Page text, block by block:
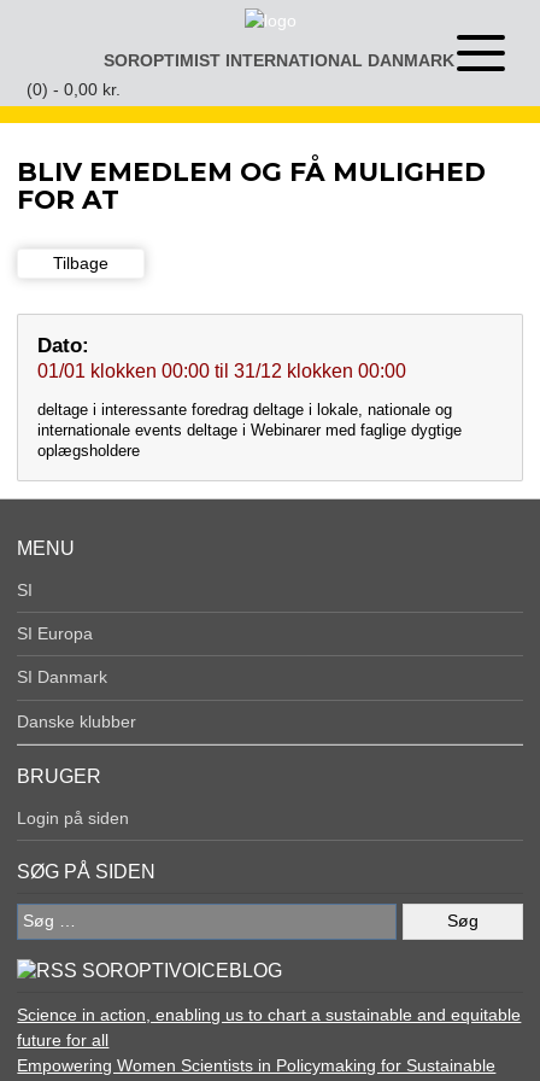
SOROPTIMIST INTERNATIONAL DANMARKÅben
menu
(0) - 0,00 kr.
BLIV EMEDLEM OG FÅ MULIGHED
FOR AT
Tilbage
Dato:
01/01 klokken 00:00 til 31/12 klokken 00:00
deltage i interessante foredrag deltage i lokale, nationale og
internationale events deltage i Webinarer med faglige dygtige
oplægsholdere
MENU
SI
SI Europa
SI Danmark
Danske klubber
BRUGER
Login på siden
SØG PÅ SIDEN
Søg
efter:
SOROPTIVOICEBLOG
Science in action, enabling us to chart a sustainable and equitable
future for all
Empowering Women Scientists in Policymaking for Sustainable